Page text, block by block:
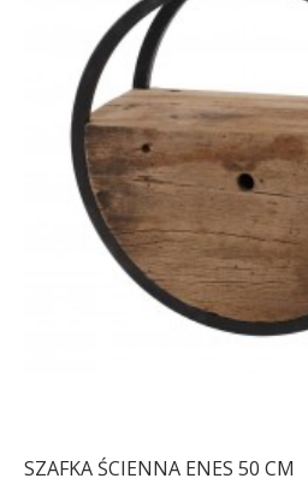
SZAFKA ŚCIENNA ENES 50 CM